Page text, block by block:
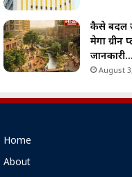
कैसे बदल
मेगा
जानकारी…
August
Home
About